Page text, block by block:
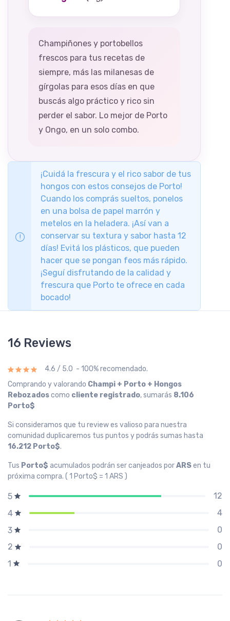
Champiñones y portobellos
frescos para tus recetas de
siempre, más las milanesas de
gírgolas para esos días en que
buscás algo práctico y rico sin
perder el sabor. Lo mejor de Porto
y Ongo, en un solo combo.
¡Cuidá la frescura y el rico sabor de tus
hongos con estos consejos de Porto!
Cuando los comprás sueltos, ponelos
en una bolsa de papel marrón y
metelos en la heladera. ¡Así van a
conservar su textura y sabor hasta 12
días! Evitá los plásticos, que pueden
hacer que se pongan feos más rápido.
¡Seguí disfrutando de la calidad y
frescura que Porto te ofrece en cada
bocado!
16 Reviews
4.6 / 5.0 - 100% recomendado.
Comprando y valorando Champi + Porto + Hongos
Rebozadoscomo cliente registrado, sumarás 8.106
Porto$
Si consideramos que tu review es valioso para nuestra
comunidad duplicaremos tus puntos y podrás sumas hasta
16.212 Porto$.
Tus Porto$ acumulados podrán ser canjeados porARSen tu
próxima compra. ( 1 Porto$ = 1 ARS )
5
12
4
4
3
0
2
0
1
0